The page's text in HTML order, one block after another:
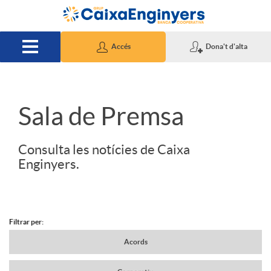
Salta al contingut principal
Accés Dona't d'alta
S
d
Sala de Premsa
Consulta les notícies de Caixa
Enginyers.
N
Filtrar per:
Acords